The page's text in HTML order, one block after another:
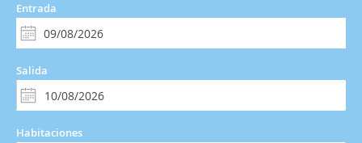
Entrada
Salida
Habitaciones